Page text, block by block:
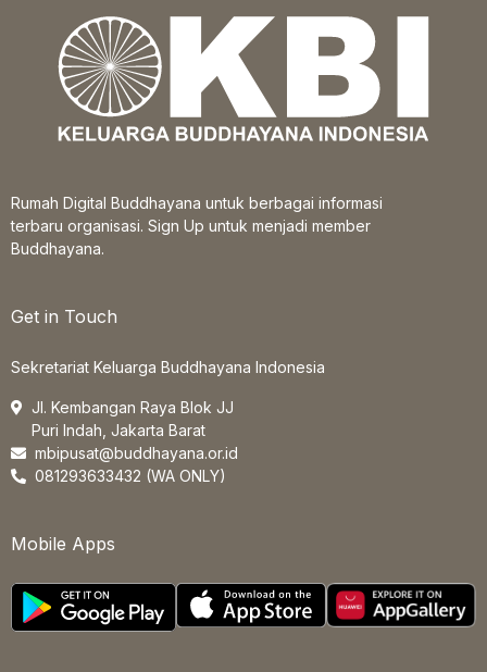
Rumah Digital Buddhayana untuk berbagai informasi
terbaru organisasi. Sign Up untuk menjadi member
Buddhayana.
Get in Touch
Sekretariat Keluarga Buddhayana Indonesia
Jl. Kembangan Raya Blok JJ
Puri Indah, Jakarta Barat
mbipusat@buddhayana.or.id
081293633432 (WA ONLY)
Mobile Apps